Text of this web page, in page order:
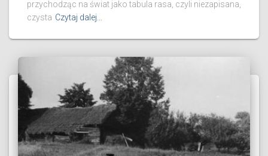
przychodząc na świat jako tabula rasa, czyli niezapisana,
czysta Czytaj dalej…